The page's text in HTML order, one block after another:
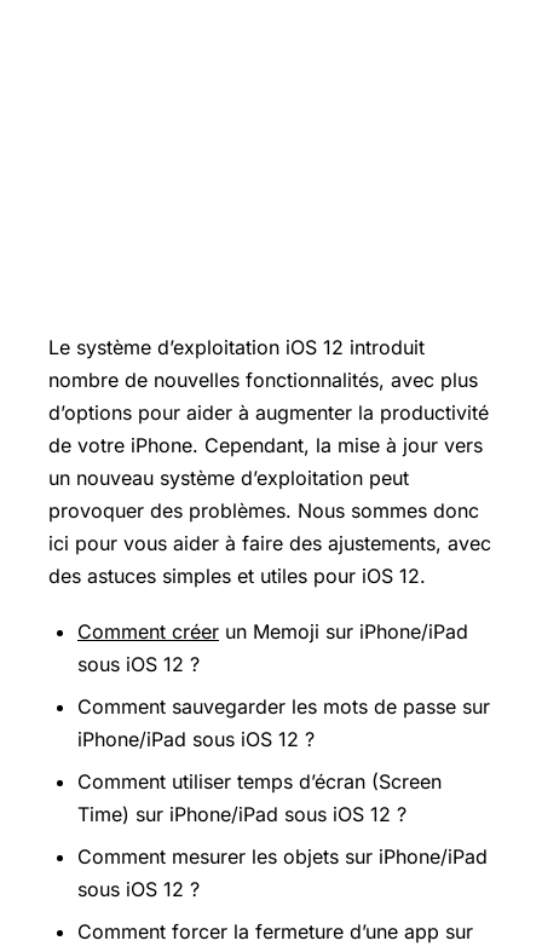
Le système d’exploitation iOS 12 introduit
nombre de nouvelles fonctionnalités, avec plus
d’options pour aider à augmenter la productivité
de votre iPhone. Cependant, la mise à jour vers
un nouveau système d’exploitation peut
provoquer des problèmes. Nous sommes donc
ici pour vous aider à faire des ajustements, avec
des astuces simples et utiles pour iOS 12.
Comment créer un Memoji sur iPhone/iPad
sous iOS 12 ?
Comment sauvegarder les mots de passe sur
iPhone/iPad sous iOS 12 ?
Comment utiliser temps d’écran (Screen
Time) sur iPhone/iPad sous iOS 12 ?
Comment mesurer les objets sur iPhone/iPad
sous iOS 12 ?
Comment forcer la fermeture d’une app sur